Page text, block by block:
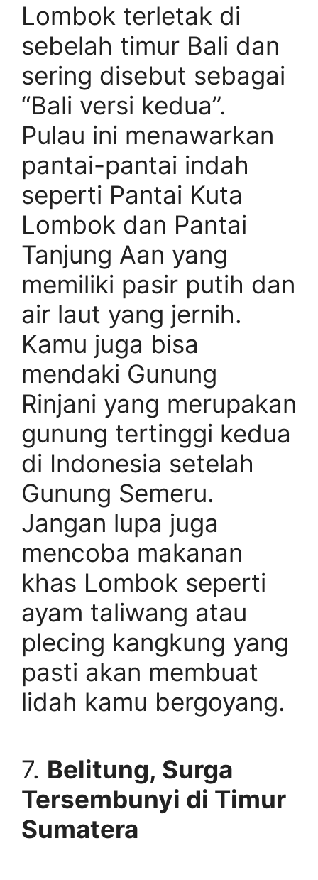
Lombok terletak di
sebelah timur Bali dan
sering disebut sebagai
“Bali versi kedua”.
Pulau ini menawarkan
pantai-pantai indah
seperti Pantai Kuta
Lombok dan Pantai
Tanjung Aan yang
memiliki pasir putih dan
air laut yang jernih.
Kamu juga bisa
mendaki Gunung
Rinjani yang merupakan
gunung tertinggi kedua
di Indonesia setelah
Gunung Semeru.
Jangan lupa juga
mencoba makanan
khas Lombok seperti
ayam taliwang atau
plecing kangkung yang
pasti akan membuat
lidah kamu bergoyang.
7. Belitung, Surga
Tersembunyi di Timur
Sumatera